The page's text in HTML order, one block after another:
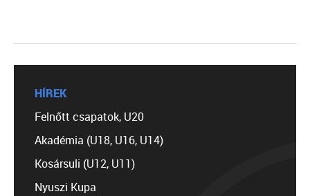
HÍREK
Felnőtt csapatok, U20
Akadémia (U18, U16, U14)
Kosársuli (U12, U11)
Nyuszi Kupa